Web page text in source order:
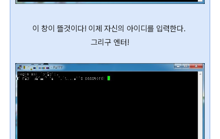
이 창이 뜰것이다! 이제 자신의 아이디를 입력한다.
그리구 엔터!